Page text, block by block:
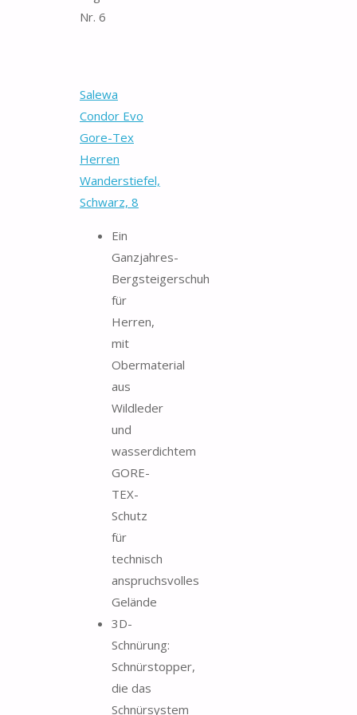
Nr. 6
Salewa
Condor Evo
Gore-Tex
Herren
Wanderstiefel,
Schwarz, 8
Ein
Ganzjahres-
Bergsteigerschuh
für
Herren,
mit
Obermaterial
aus
Wildleder
und
wasserdichtem
GORE-
TEX-
Schutz
für
technisch
anspruchsvolles
Gelände
3D-
Schnürung:
Schnürstopper,
die das
Schnürsystem